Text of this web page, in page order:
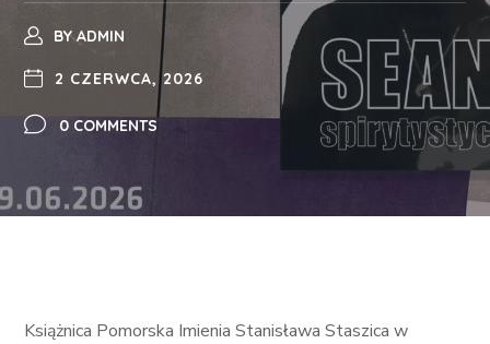
BYADMIN
2 CZERWCA, 2026
0 COMMENTS
Książnica Pomorska Imienia Stanisława Staszica w